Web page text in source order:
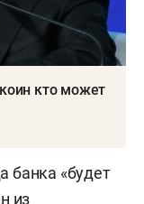
кто может
банка «будет
из